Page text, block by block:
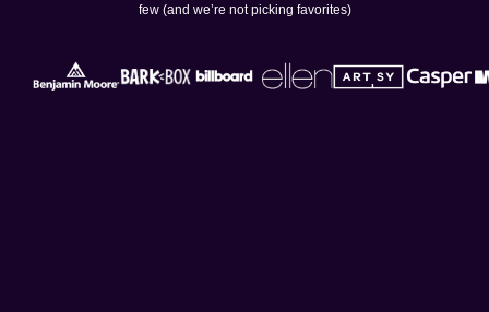
few (and we’re not picking favorites)